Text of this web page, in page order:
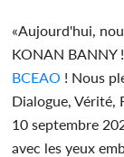
«Aujourd'hui,
KONAN BANNY
BCEAO ! Nous
Dialogue, Vérité,
10 septembre
avec les yeux